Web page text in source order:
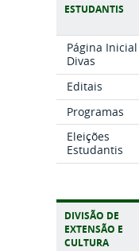
ESTUDANTIS
Página Inicial
Divas
Editais
Programas
Eleições
Estudantis
DIVISÃO DE
EXTENSÃO E
CULTURA